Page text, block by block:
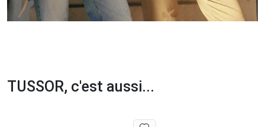
TUSSOR, c'est aussi...